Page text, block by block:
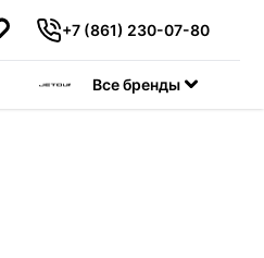
+7 (861) 230-07-80
Jetour55
Все бренды